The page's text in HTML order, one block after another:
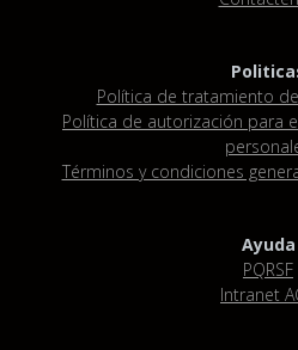
Política de tratamiento
Política de autorización para
Términos y condiciones
Ayuda
PQRSF
Intranet